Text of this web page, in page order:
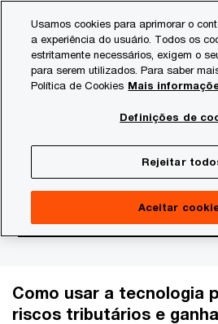
content
footer
Consultoria
Compliance
tributos
Como usar a tecnologia
riscos tributários e
Usamos cookies para aprimorar o
a experiência do usuário. Todos os
estritamente necessários, exigem o
para serem utilizados. Para saber
Política de Cookies Mais
Definições de
Rejeitar
Aceitar